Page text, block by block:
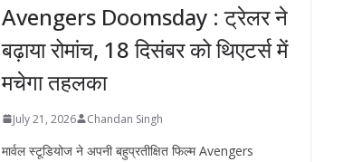
Avengers Doomsday : ट्रेलर ने
बढ़ाया रोमांच, 18 दिसंबर को थिएटर्स में
मचेगा तहलका
July 21, 2026 Chandan Singh
मार्वल स्टूडियोज ने अपनी बहुप्रतीक्षित फिल्म Avengers